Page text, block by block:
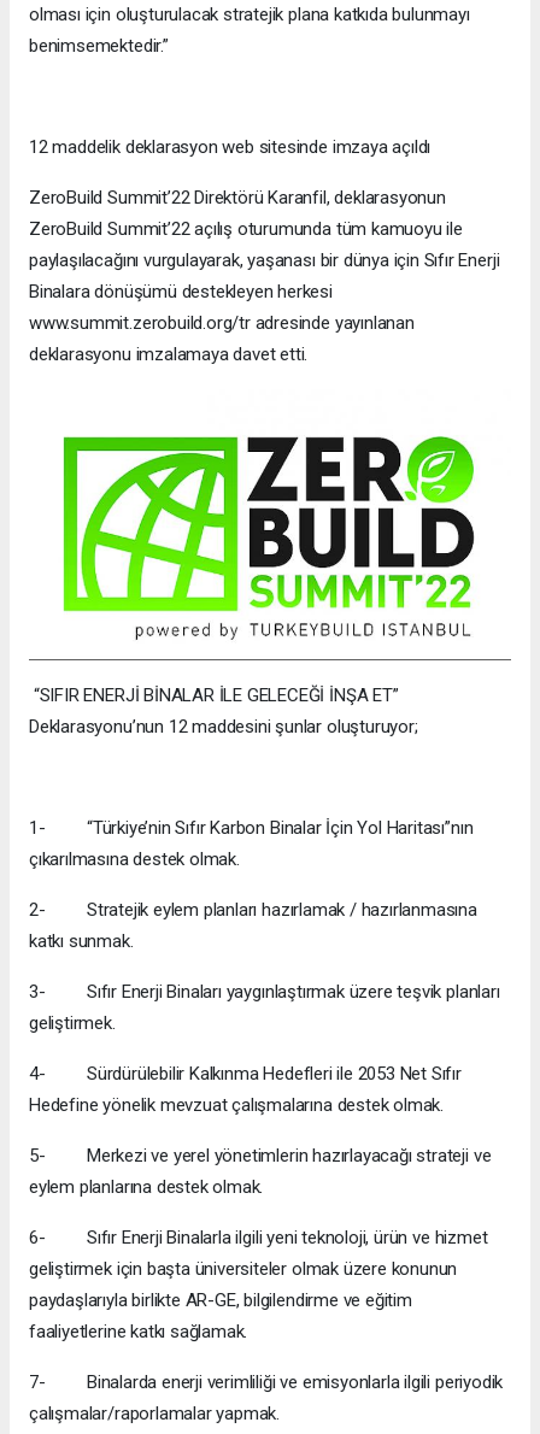
olması için oluşturulacak stratejik plana katkıda bulunmayı
benimsemektedir.”
12 maddelik deklarasyon web sitesinde imzaya açıldı
ZeroBuild Summit’22 Direktörü Karanfil, deklarasyonun
ZeroBuild Summit’22 açılış oturumunda tüm kamuoyu ile
paylaşılacağını vurgulayarak, yaşanası bir dünya için Sıfır Enerji
Binalara dönüşümü destekleyen herkesi
www.summit.zerobuild.org/tr adresinde yayınlanan
deklarasyonu imzalamaya davet etti.
“SIFIR ENERJİ BİNALAR İLE GELECEĞİ İNŞA ET”
Deklarasyonu’nun 12 maddesini şunlar oluşturuyor;
1- “Türkiye’nin Sıfır Karbon Binalar İçin Yol Haritası”nın
çıkarılmasına destek olmak.
2- Stratejik eylem planları hazırlamak / hazırlanmasına
katkı sunmak.
3- Sıfır Enerji Binaları yaygınlaştırmak üzere teşvik planları
geliştirmek.
4- Sürdürülebilir Kalkınma Hedefleri ile 2053 Net Sıfır
Hedefine yönelik mevzuat çalışmalarına destek olmak.
5- Merkezi ve yerel yönetimlerin hazırlayacağı strateji ve
eylem planlarına destek olmak.
6- Sıfır Enerji Binalarla ilgili yeni teknoloji, ürün ve hizmet
geliştirmek için başta üniversiteler olmak üzere konunun
paydaşlarıyla birlikte AR-GE, bilgilendirme ve eğitim
faaliyetlerine katkı sağlamak.
7- Binalarda enerji verimliliği ve emisyonlarla ilgili periyodik
çalışmalar/raporlamalar yapmak.